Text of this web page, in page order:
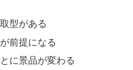
型がある
前提になる
に景品が変わる